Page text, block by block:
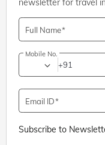
newsletter for travel
Full Name
Mobile No.
+91
Email ID
Subscribe to